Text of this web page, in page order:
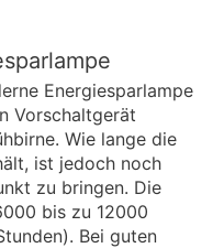
Energiesparlampe
Vorschaltgerät
Wie lange die
ist jedoch noch
zu bringen. Die
bis zu 12000
Bei guten